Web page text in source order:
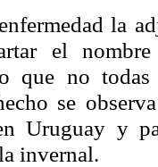
la
el
que no
se
Uruguay y
invernal.